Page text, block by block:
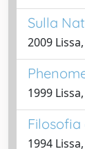
Sulla
2009
1999
1994